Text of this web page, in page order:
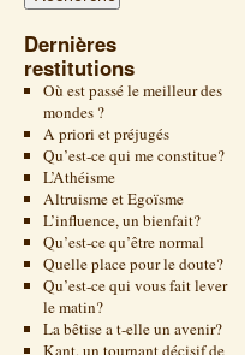
Dernières
restitutions
Où est passé le meilleur des
mondes ?
A priori et préjugés
Qu’est-ce qui me constitue?
L’Athéisme
Altruisme et Egoïsme
L’influence, un bienfait?
Qu’est-ce qu’être normal
Quelle place pour le doute?
Qu’est-ce qui vous fait lever
le matin?
La bêtise a t-elle un avenir?
Kant, un tournant décisif de